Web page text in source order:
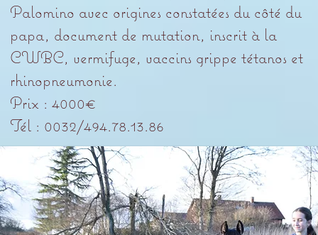
Palomino avec origines constatées du côté du
papa, document de mutation, inscrit à la
CWBC, vermifuge, vaccins grippe tétanos et
rhinopneumonie.
​Prix : 4000€
​Tél : 0032/494.78.13.86